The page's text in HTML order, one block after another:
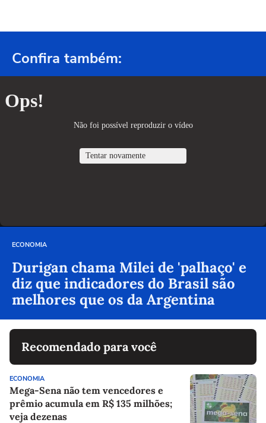
Confira também:
ECONOMIA
Durigan chama Milei de 'palhaço' e
diz que indicadores do Brasil são
melhores que os da Argentina
Recomendado para você
ECONOMIA
Mega-Sena não tem vencedores e
prêmio acumula em R$ 135 milhões;
veja dezenas